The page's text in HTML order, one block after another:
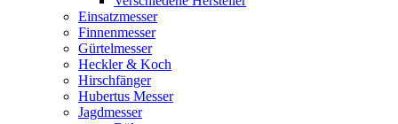
Einsatzmesser
Finnenmesser
Gürtelmesser
Heckler & Koch
Hirschfänger
Hubertus Messer
Jagdmesser